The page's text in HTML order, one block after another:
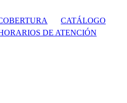
CATÁLOGO
DE ATENCIÓN